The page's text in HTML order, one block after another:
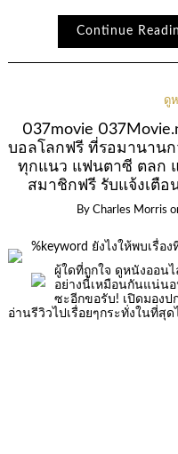
Continue
ดู
037movie
บอลโลกฟรี ที่รอมานาน
ทุกแนว แฟนตาซี ตลก
สมาชิกฟรี รับแจ้งเตือ
By Charles Morris
%keyword ยังไงให้พบเรื่อ
ผู้ใดที่ถูกใจ ดูหนังออน
อย่างนี้เหมือนกันแน่น
ซะอีกขอรับ! เปิดมอง
อ่านรีวิวไปเรื่อยๆกระทั่งในที่สุ